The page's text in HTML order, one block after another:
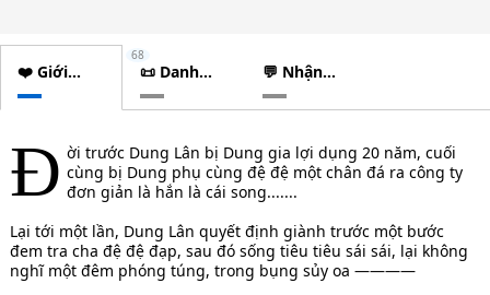
❤️ Giới
thiệu
📜 Danh
sách
chương
68
💬 Nhận
xét
Đ ời trước Dung Lân bị Dung gia lợi dụng 20 năm, cuối
cùng bị Dung phụ cùng đệ đệ một chân đá ra công ty
đơn giản là hắn là cái song.......
Lại tới một lần, Dung Lân quyết định giành trước một bước
đem tra cha đệ đệ đạp, sau đó sống tiêu tiêu sái sái, lại không
nghĩ một đêm phóng túng, trong bụng sủy oa ————